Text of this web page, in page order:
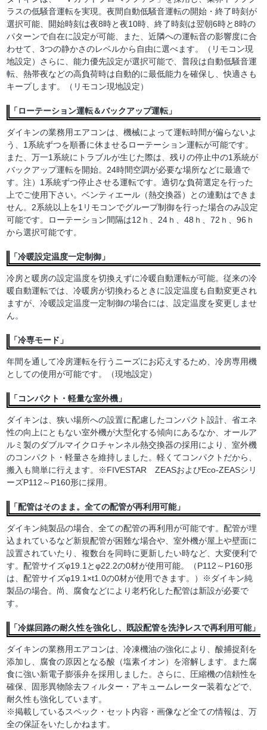
ラスの低騒音運転を実現。夜間自動低騒音運転の開始・終了時刻が
選択可能、開始時刻は夜8時と夜10時、終了時刻は翌朝6時と8時の
パターンで自在に設定が可能、また、近隣への運転音の影響度に合
わせて、3つの静かさのレベルから自由に選べます。（リモコン現
地設定）さらに、能力優先設定が選択可能で、普段は自動低騒音運
転、熱帯夜などの高負荷時は自動的に最低能力を確保し、快適さも
キープします。（リモコン現地設定）
「ローテーション運転＆バックアップ運転」
ダイキンの業務用エアコンは、機械によって運転時間が偏らないよ
う、1系統ずつを順番に休ませるローテーション運転が可能です。
また、万一1系統にトラブルが生じた際は、残りの停止中の1系統が
バックアップ運転を開始。24時間空調が必要な場所などに最適で
す。注）1系統ずつ停止させる運転です。適切な負荷選定を行った
上でご使用下さい。ベンティエール（熱交換器）との連動はできま
せん。2系統以上を1リモコンでグループ制御を行った場合のみ設定
可能です。ローテーション間隔は12ｈ、24ｈ、48ｈ、72ｈ、96ｈ
から選択可能です。
「冷暖設定温度一定制御」
冷房と暖房の設定温度を切換えずに冷暖自動運転が可能。従来の冷
暖自動運転では、冷暖房が切換わるときに設定温度も自動変更され
ますが、冷暖設定温度一定制御の場合には、設定温度を変更しませ
ん。
「冷専モード」
年間を通して冷房運転を行うニーズにお応えするため、冷房専用機
としての使用が可能です。（現地設定）
「コンパクト・軽量な室外機」
ダイキンは、狭い場所への設置に配慮したコンパクト設計、省エネ
性の向上にともない室外機が大型化する傾向にあるなか、オールア
ルミ製のダブルマイクロチャンネル熱交換器の採用により、室外機
のコンパクト・軽量さを維持しました。軽くてコンパクトだから、
搬入も簡単に行えます。※FIVESTAR ZEASおよびEco-ZEASシリ
ーズP112～P160形に採用。
「配管はそのまま。全ての配管が再利用可能」
ダイキン純製品の場合、全ての配管の再利用が可能です。配管が埋
込まれているなど新規配管が困難な場合や、室外機が屋上や壁面に
設置されていたり、複数台を同時に更新したい時など、大変便利で
す。配管サイズφ19.1とφ22.2の0材が使用可能。（P112～P160形
は、配管サイズφ19.1×t1.0の0材が使用できます。）※ダイキン純
製品の場合。尚、腐食などにより老朽化した配管は新設が必要で
す。
「冷媒回路の耐久性を強化し、既設配管を洗浄レスで再利用可能」
ダイキンの業務用エアコンは、冷凍機油の強化により、酸捕捉剤を
添加し、腐食の原因となる酸（塩素イオン）を溶解します。また腐
食に強い新電子膨張弁を採用しました。さらに、圧縮機の信頼性を
確保、固形異物除去フィルター・アキュームレーター装着などで、
耐久性も強化しています。
※掲載しているスペック・セット内容・画像など全ての情報は、万
全の保証をいたしかねます。